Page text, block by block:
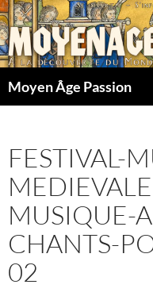
Aller
au
contenu
Moyen Âge Passion
FESTIVAL-
MUSIQUE-
CHANTS-
02